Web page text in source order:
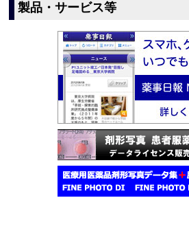
製品・サービス等